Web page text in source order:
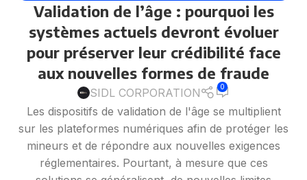
DISCORD,FACEBOOK ,INSTAGRAM, LINKEDIN,PLATEFORMES
RÉSEAUX SOCIAUX
TIKTOK, ,X TWITTER
Validation de l’âge : pourquoi les
systèmes actuels devront évoluer
pour préserver leur crédibilité face
aux nouvelles formes de fraude
SIDL CORPORATION 0
Les dispositifs de validation de l'âge se multiplient
sur les plateformes numériques afin de protéger les
mineurs et de répondre aux nouvelles exigences
réglementaires. Pourtant, à mesure que ces